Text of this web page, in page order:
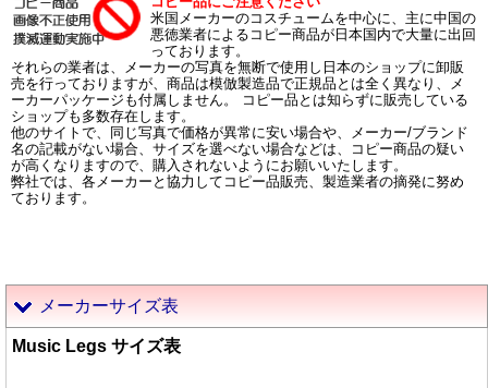
米国メーカーのコスチュームを中心に、主に中国の
悪徳業者によるコピー商品が日本国内で大量に出回
っております。
それらの業者は、メーカーの写真を無断で使用し日本のショップに卸販
売を行っておりますが、商品は模倣製造品で正規品とは全く異なり、メ
ーカーパッケージも付属しません。 コピー品とは知らずに販売している
ショップも多数存在します。
他のサイトで、同じ写真で価格が異常に安い場合や、メーカー/ブランド
名の記載がない場合、サイズを選べない場合などは、コピー商品の疑い
が高くなりますので、購入されないようにお願いいたします。
弊社では、各メーカーと協力してコピー品販売、製造業者の摘発に努め
ております。
メーカーサイズ表
Music Legs サイズ表